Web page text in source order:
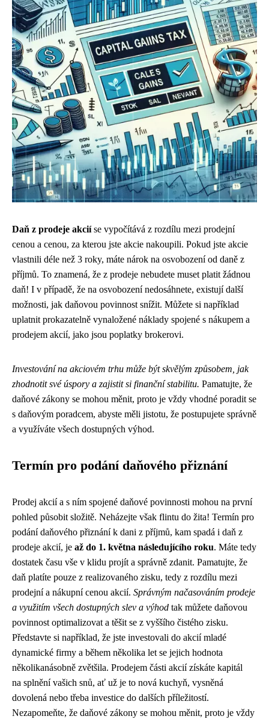
Daň z prodeje akciíse vypočítává z rozdílu mezi prodejní
cenou a cenou, za kterou jste akcie nakoupili. Pokud jste akcie
vlastnili déle než 3 roky, máte nárok na osvobození od daně z
příjmů. To znamená, že z prodeje nebudete muset platit žádnou
daň! I v případě, že na osvobození nedosáhnete, existují další
možnosti, jak daňovou povinnost snížit. Můžete si například
uplatnit prokazatelně vynaložené náklady spojené s nákupem a
prodejem akcií, jako jsou poplatky brokerovi.
Investování na akciovém trhu může být skvělým způsobem, jak
zhodnotit své úspory a zajistit si finanční stabilitu. Pamatujte, že
daňové zákony se mohou měnit, proto je vždy vhodné poradit se
s daňovým poradcem, abyste měli jistotu, že postupujete správně
a využíváte všech dostupných výhod.
Termín pro podání daňového přiznání
Prodej akcií a s ním spojené daňové povinnosti mohou na první
pohled působit složitě. Neházejte však flintu do žita! Termín pro
podání daňového přiznání k dani z příjmů, kam spadá i daň z
prodeje akcií, je až do 1. května následujícího roku. Máte tedy
dostatek času vše v klidu projít a správně zdanit. Pamatujte, že
daň platíte pouze z realizovaného zisku, tedy z rozdílu mezi
prodejní a nákupní cenou akcií. Správným načasováním prodeje
a využitím všech dostupných slev a výhod tak můžete daňovou
povinnost optimalizovat a těšit se z vyššího čistého zisku.
Představte si například, že jste investovali do akcií mladé
dynamické firmy a během několika let se jejich hodnota
několikanásobně zvětšila. Prodejem části akcií získáte kapitál
na splnění vašich snů, ať už je to nová kuchyň, vysněná
dovolená nebo třeba investice do dalších příležitostí.
Nezapomeňte, že daňové zákony se mohou měnit, proto je vždy